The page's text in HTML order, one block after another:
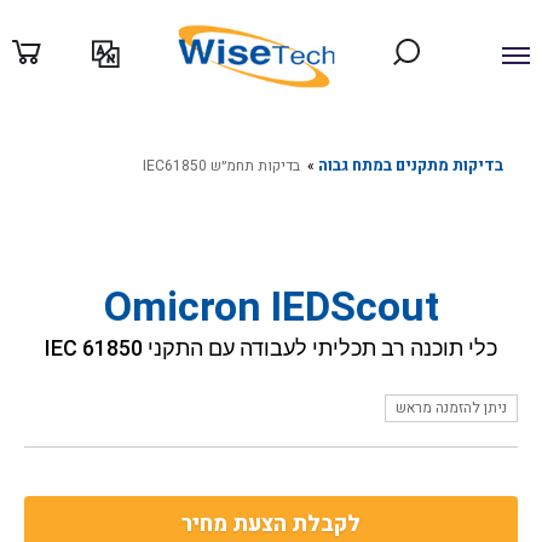
לתוכן
בדיקות מתקנים במתח גבוה » בדיקות תחמ״ש IEC61850
Omicron IEDScout
כלי תוכנה רב תכליתי לעבודה עם התקני IEC 61850
ניתן להזמנה מראש
לקבלת הצעת מחיר